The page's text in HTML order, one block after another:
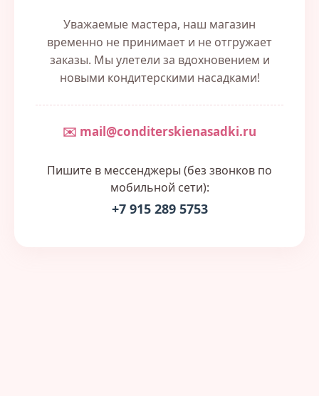
Уважаемые мастера, наш магазин
временно не принимает и не отгружает
заказы. Мы улетели за вдохновением и
новыми кондитерскими насадками!
✉️ mail@conditerskienasadki.ru
Пишите в мессенджеры (без звонков по
мобильной сети):
+7 915 289 5753